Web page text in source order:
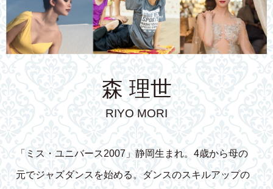
森 理世
RIYO MORI
「ミス・ユニバース2007」静岡生まれ。4歳から母の
元でジャズダンスを始める。ダンスのスキルアップの